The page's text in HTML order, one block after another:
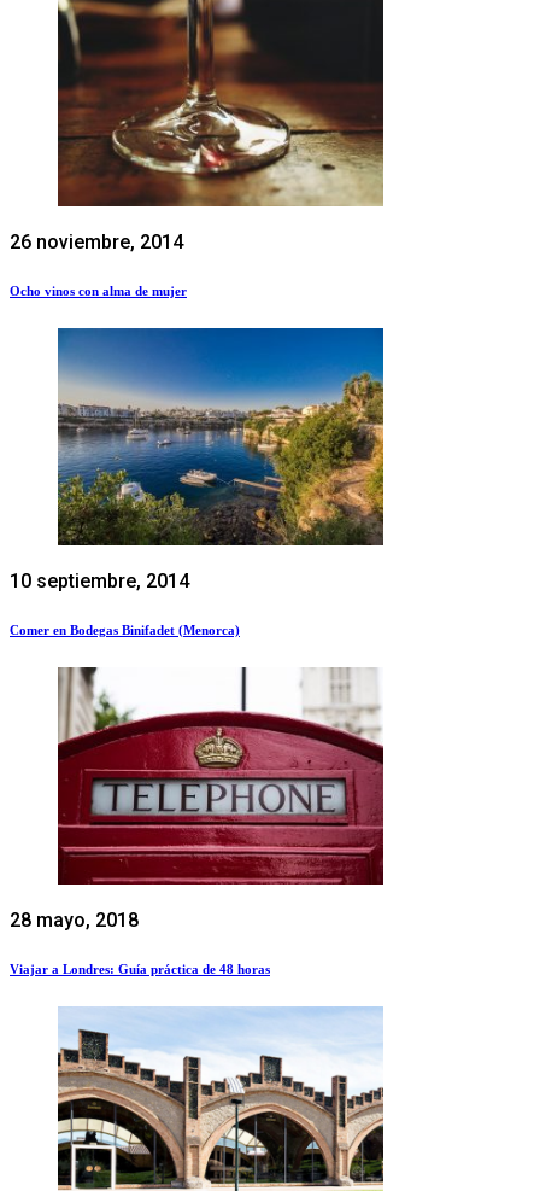
26 noviembre, 2014
Ocho vinos con alma de mujer
10 septiembre, 2014
Comer en Bodegas Binifadet (Menorca)
28 mayo, 2018
Viajar a Londres: Guía práctica de 48 horas